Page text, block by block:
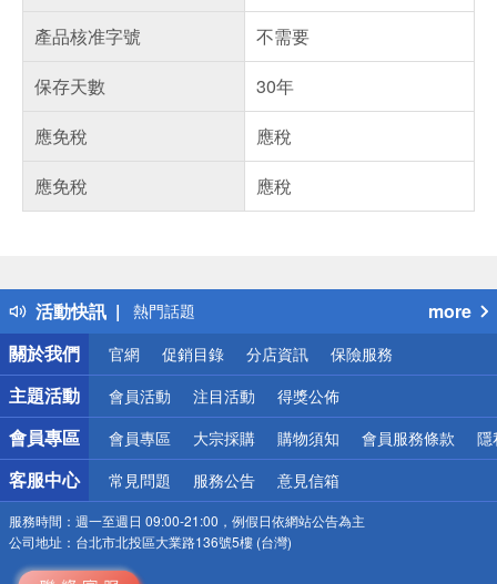
產品核准字號
不需要
保存天數
30年
應免稅
應稅
應免稅
應稅
活動快訊
得獎公告
熱門話題
銀行優惠
偏遠地區配送
詐騙網頁！請小心！
more
關於我們
官網 促銷目錄 分店資訊 保險服務
主題活動 會員活動 注目活動 得獎公佈
會員專區 會員專區 大宗採購 購物須知 會員服務條款 隱
客服中心 常見問題 服務公告 意見信箱
服務時間： 週一至週日 09:00-21:00，例假日依網站公告為主
公司地址： 台北市北投區大業路136號5樓 (台灣)